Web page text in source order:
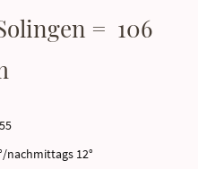
= 106
nachmittags 12°